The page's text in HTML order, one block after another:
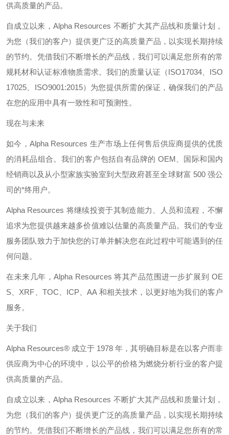
供高质量的产品。
自成立以来， Alpha Resources 不断扩大其产品线和质量计划，
为您（我们的客户）提供更广泛的高质量产品，以实现长期持续
的节约。凭借我们不断增长的产品线，我们可以满足您所有的常
规耗材和认证标准物质需求。我们的质量认证（ISO17034、 ISO
17025
ISO9001:2015）为您提供所需的保证，确保我们的产品
在您的应用中具有一致性和可预测性。
现在与未来
如今， Alpha Resources 生产市场上任何售后供应商提供的优质
的消耗品组合。我们的客户包括自有品牌的 OEM 、国际和国内
经销商以及从小型家族实验室到大型政府甚至全球财富 500 强公
司的*终用户。
Alpha Resources 将继续投资于其制造能力、人员和流程，不懈
追求为您提供越来越多价值难以估量的高质量产品。我们的专业
服务团队致力于加快您的订单并解决您在此过程中可能遇到的任
何问题。
在未来几年，Alpha Resources将其产品范围进一步扩展到OE
S
XRF TOC ICP 、AA 和相关技术，以更好地为我们的客户
服务。
关于我们
Alpha Resources® 成立于 1978年，其明确目标是在以客户而非
供应商为中心的环境中，以公平的价格为燃烧分析行业的客户提
供高质量的产品。
自成立以来， Alpha Resources 不断扩大其产品线和质量计划，
为您（我们的客户）提供更广泛的高质量产品，以实现长期持续
的节约。凭借我们不断增长的产品线，我们可以满足您所有的常